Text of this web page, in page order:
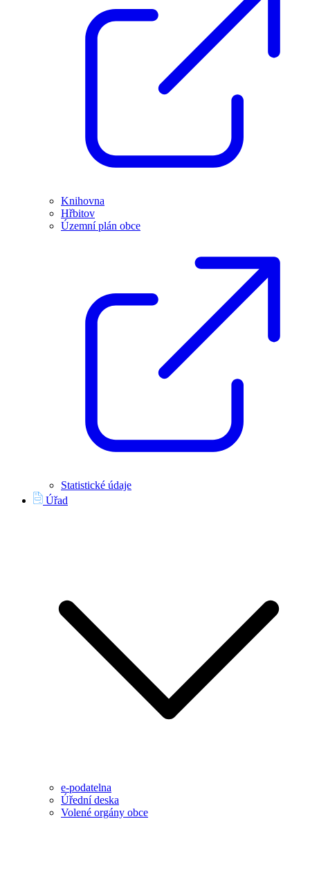
Knihovna
Hřbitov
Územní plán obce
Statistické údaje
Úřad
e-podatelna
Úřední deska
Volené orgány obce